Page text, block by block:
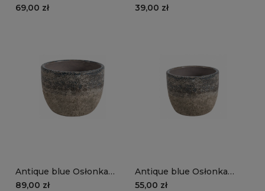
69,00 zł
39,00 zł
Antique blue Osłonka
ceramiczna 1A
89,00 zł
Antique blue Osłonka
ceramiczna 1B
55,00 zł